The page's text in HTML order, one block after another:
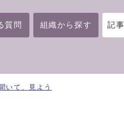
質問 組織から探す 記
いて、見よう